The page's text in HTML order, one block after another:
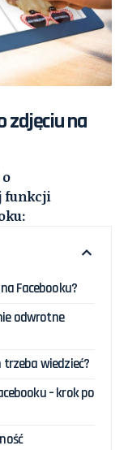
zdjęciu na
funkcji
Facebooku?
odwrotne
trzeba wiedzieć?
– krok po